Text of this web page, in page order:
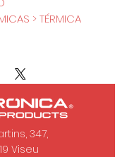
> TÉRMICA
347,
Viseu